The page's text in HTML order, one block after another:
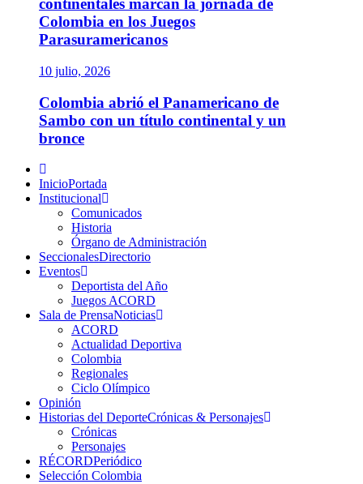
continentales marcan la jornada de
Colombia en los Juegos
Parasuramericanos
10 julio, 2026
Colombia abrió el Panamericano de
Sambo con un título continental y un
bronce
Menú
principalInicioPortada
Institucional
Comunicados
Historia
Órgano de Administración
SeccionalesDirectorio
Eventos
Deportista del Año
Juegos ACORD
Sala de PrensaNoticias
ACORD
Actualidad Deportiva
Colombia
Regionales
Ciclo Olímpico
Opinión
Historias del DeporteCrónicas & Personajes
Crónicas
Personajes
RÉCORDPeriódico
Selección Colombia